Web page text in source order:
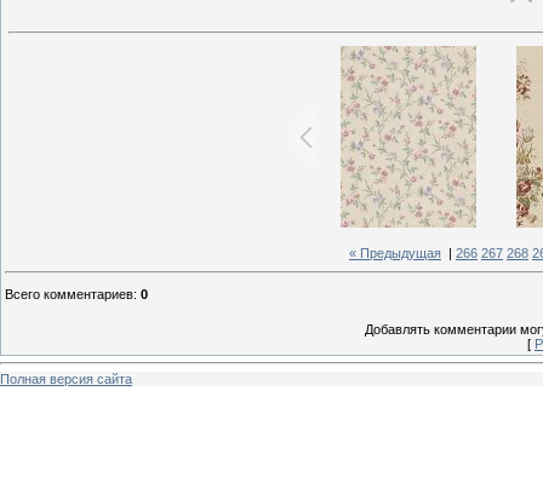
« Предыдущая 266 267 268
Всего комментариев: 0
Добавлять комментарии
[
Полная версия сайта